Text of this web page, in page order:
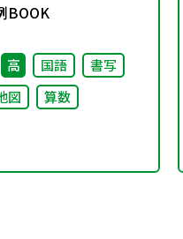
BOOK
高 国語
書写
図 算数